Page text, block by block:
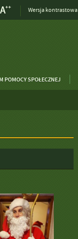
Wersja kontrastowa
POMOCY SPOŁECZNEJ